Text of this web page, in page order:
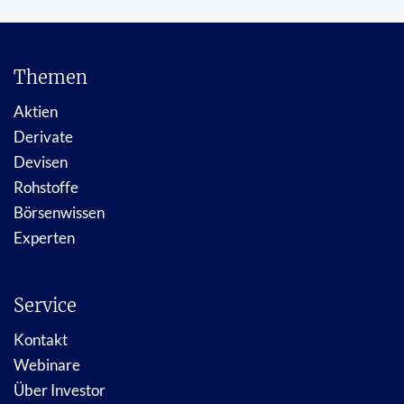
Themen
Aktien
Derivate
Devisen
Rohstoffe
Börsenwissen
Experten
Service
Kontakt
Webinare
Über Investor